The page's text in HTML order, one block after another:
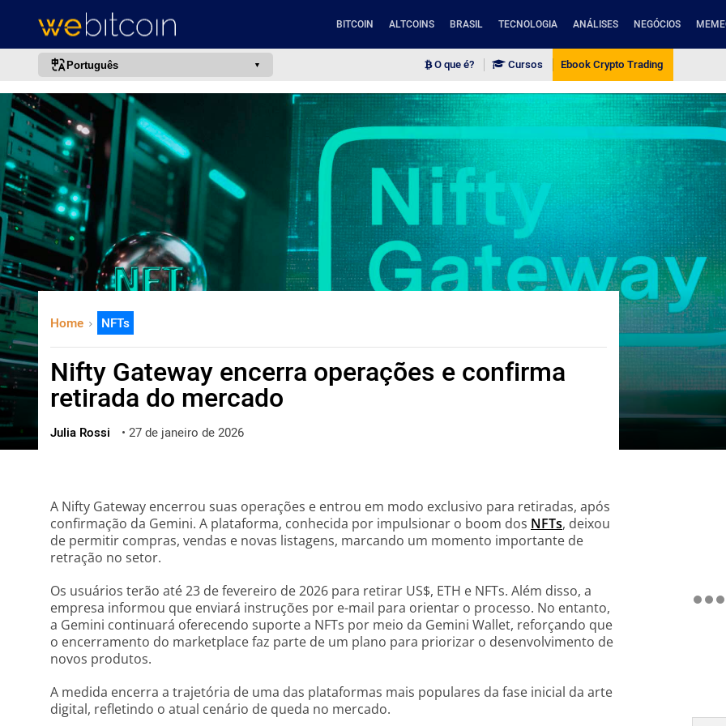
BITCOIN ALTCOINS BRASIL TECNOLOGIA ANÁLISES NEGÓCIOS
Português
português (BR)
english
español
français
italiano
deutsch
日本語
中文
한국어
العربية
ไทย
ქართული
O que é? Cursos Ebook Crypto Trading
Home NFTs
Nifty Gateway encerra operações e confirma
retirada do mercado
Julia Rossi • 27 de janeiro de 2026
A Nifty Gateway encerrou suas operações e entrou em modo exclusivo para retiradas, após
confirmação da Gemini. A plataforma, conhecida por impulsionar o boom dos NFTs, deixou
de permitir compras, vendas e novas listagens, marcando um momento importante de
retração no setor.
Os usuários terão até 23 de fevereiro de 2026 para retirar US$, ETH e NFTs. Além disso, a
empresa informou que enviará instruções por e-mail para orientar o processo. No entanto,
a Gemini continuará oferecendo suporte a NFTs por meio da Gemini Wallet, reforçando que
o encerramento do marketplace faz parte de um plano para priorizar o desenvolvimento de
novos produtos.
A medida encerra a trajetória de uma das plataformas mais populares da fase inicial da arte
digital, refletindo o atual cenário de queda no mercado.